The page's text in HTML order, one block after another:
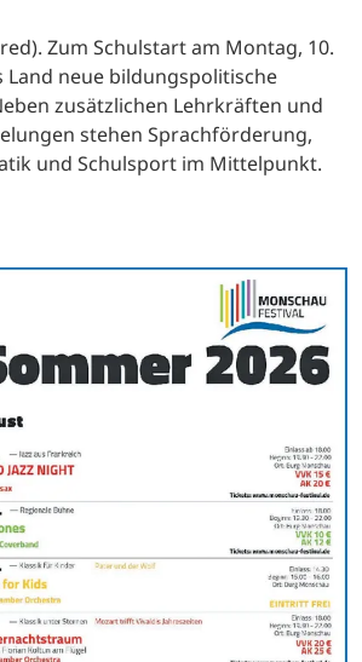
Zum Schulstart am Montag, 10.
Land neue bildungspolitische
zusätzlichen Lehrkräften und
stehen Sprachförderung,
und Schulsport im Mittelpunkt.